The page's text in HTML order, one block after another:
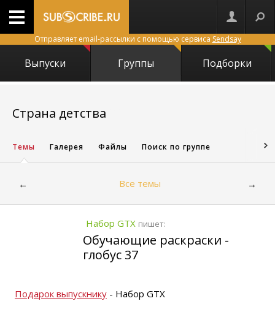
Отправляет email-рассылки с помощью сервиса Sendsay
Выпуски Группы Подборки
Страна детства
Темы Галерея Файлы Поиск по группе
← Все темы →
Набор GTX пишет:
Обучающие раскраски -
глобус 37
Подарок выпускнику - Набор GTX